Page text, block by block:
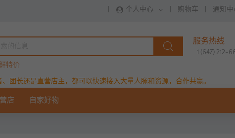
个人中心 购物车 通知中
特价
服务热线
1 (647) 212-
团长还是直营店主，都可以快速接入大量人脉和资源，合作共赢。
店 自家好物